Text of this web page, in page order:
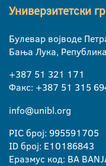
Универзитетски
Булевар војводе
Бања Лука,
+387 51 321 171
Факс: +387 51 315
info@unibl.org
PIC број: 995591705
ID број: E10186843
Еразмус код: BA